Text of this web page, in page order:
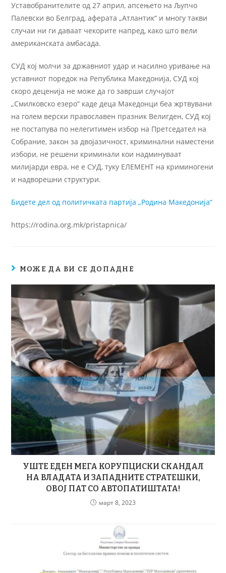
Уставобранителите од 27 април, апсењето на Љупчо
Палевски во Белград, аферата „Атлантик“ и многу такви
случаи ни ги даваат чекорите напред, како што вели
американската амбасада.
СУД кој молчи за државниот удар и насилно уривање на
уставниот поредок на Република Македонија, СУД кој
скоро деценија не може да го заврши случајот
„Смилковско езеро“ каде деца Македонци беа жртвувани
на голем верски православен празник Велигден, СУД кој
не постапува по нелегитимен избор на Претседател на
Собрание, закон за двојазичност, криминални наместени
избори, не решени криминали кои надминуваат
милијарди евра, не е СУД, туку ЕЛЕМЕНТ на криминогени
и надворешни структури.
Бидете дел од политичката партија „Родина Македонија“
https://rodina.org.mk/pristapnica/
МОЖЕ ДА ВИ СЕ ДОПАДНЕ
УШТЕ ЕДЕН МЕГА КОРУПЦИСКИ СКАНДАЛ
НА ВЛАДАТА И ЗАПАДНИТЕ СТРАТЕШКИ,
ОВОЈ ПАТ СО АВТОПАТИШТАТА!
март 8, 2023